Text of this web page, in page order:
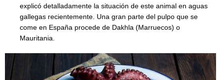
explicó detalladamente la situación de este animal en aguas
gallegas recientemente. Una gran parte del pulpo que se
come en España procede de Dakhla (Marruecos) o
Mauritania.